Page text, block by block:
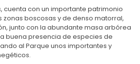
cuenta con un importante patrimonio
boscosas y de denso matorral,
junto con la abundante masa arbórea
buena presencia de especies de
al Parque unos importantes y